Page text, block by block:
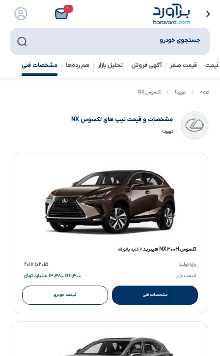
۱
جستجوی خودرو
قیمت صفر آگهی فروش تحلیل بازار هم رده‌ها‌ مشخصات فنی
همه تویوتا لکسوس NX
مشخصات و قیمت تیپ هایلکسوس NX
تویوتا
لکسوس NX ۳۰۰H هیبرید ۷ کلید پانوراما
بازه تولید
۲۰۱۵ تا ۲۰۱۷
قیمت بازار
۱۱,۳۰۰ تا ۱۳,۳۸۰ میلیارد تومانءءء
مشخصات فنی قیمت خودرو